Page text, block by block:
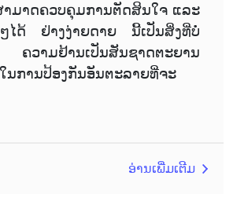
າມາດຄວບຄຸມການຕັດສິນໃຈ ແລະ
ໆໄດ້ ຢ່າງງ່າຍດາຍ ນີ້ເປັນສິ່ງທີ່ບໍ່
ຄວາມຢ້ານເປັນສັນຊາດຕະຍານ
ນການປ້ອງກັນອັນຕະລາຍທີ່ຈະ
ອ່ານເພີ່ມເຕີມ